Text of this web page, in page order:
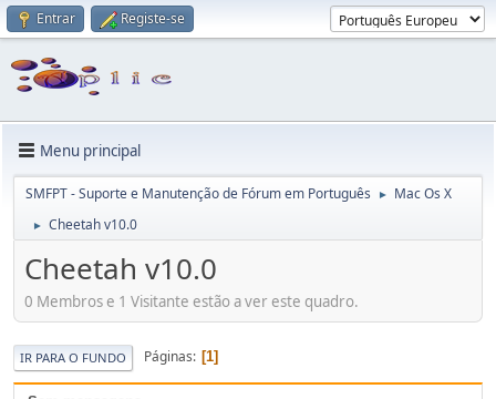
Entrar Registe-se
Menu principal
SMFPT - Suporte e Manutenção de Fórum em Português ► Mac Os X
► Cheetah v10.0
Cheetah v10.0
0 Membros e 1 Visitante estão a ver este quadro.
IR PARA O FUNDO Páginas 1